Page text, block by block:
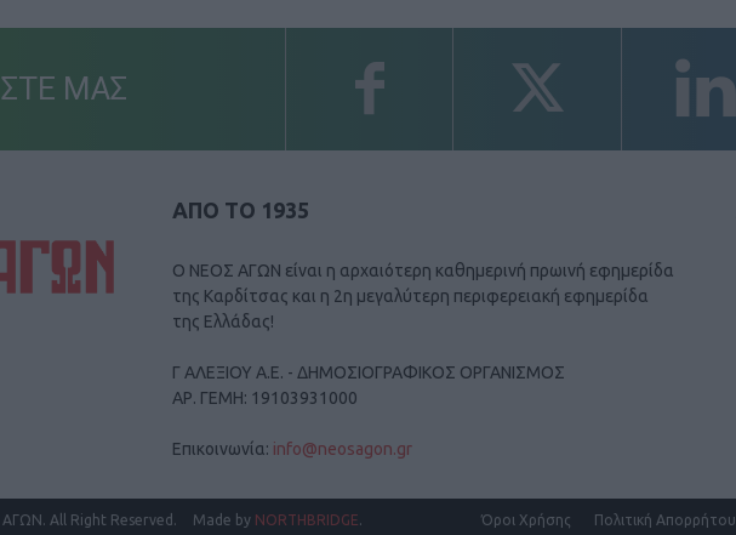
ΜΑΣ
ΑΠΟ ΤΟ 1935
Ο ΝΕΟΣ ΑΓΩΝ είναι η αρχαιότερη καθημερινή πρωινή εφημερίδα
της Καρδίτσας και η 2η μεγαλύτερη περιφερειακή εφημερίδα
της Ελλάδας!
Γ ΑΛΕΞΙΟΥ Α.Ε. - ΔΗΜΟΣΙΟΓΡΑΦΙΚΟΣ ΟΡΓΑΝΙΣΜΟΣ
ΑΡ. ΓΕΜΗ: 19103931000
Επικοινωνία: info@neosagon.gr
Όροι Χρήσης Πολιτική Απορρήτου
ΑΓΩΝ. All Right Reserved. Made by NORTHBRIDGE.